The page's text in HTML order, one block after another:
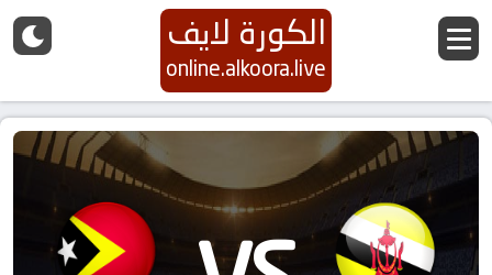
الكورة لايف
online.alkoora.live